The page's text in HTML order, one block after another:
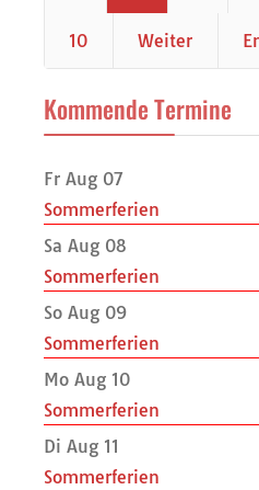
10 Weiter
Kommende Termine
Fr Aug 07
Sommerferien
Sa Aug 08
Sommerferien
So Aug 09
Sommerferien
Mo Aug 10
Sommerferien
Di Aug 11
Sommerferien